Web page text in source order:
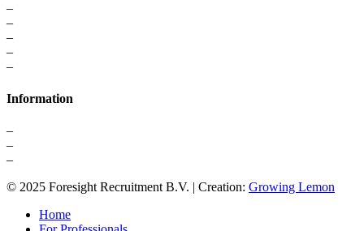
–
–
–
–
–
Information
–
–
–
© 2025 Foresight Recruitment B.V. | Creation: Growing Lemon
Home